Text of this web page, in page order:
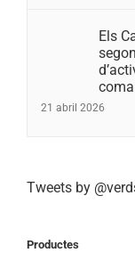
Els
21 abril 2026
Tweets by
Productes